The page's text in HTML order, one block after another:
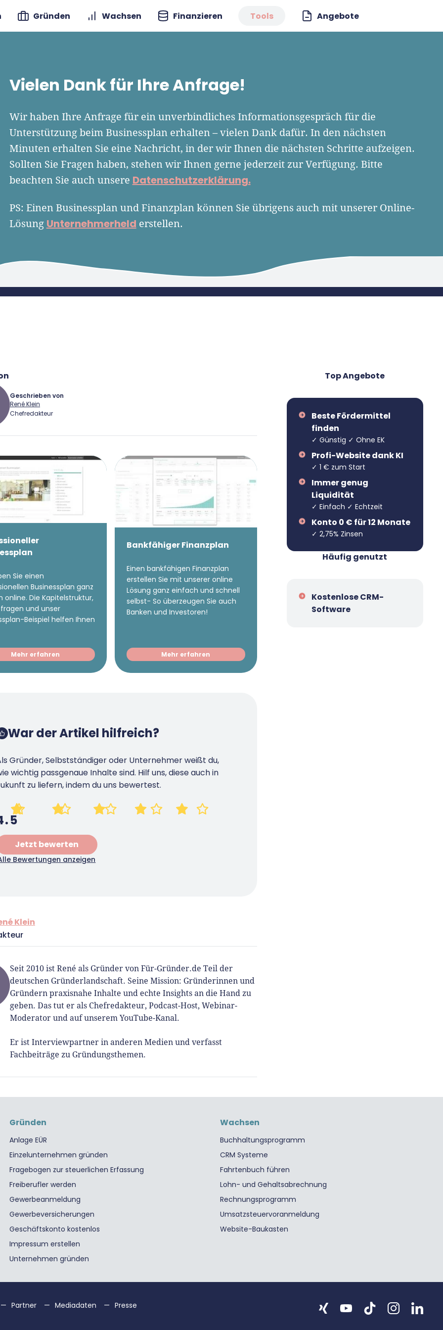
Gründen Wachsen Finanzieren Tools Angebote
Vielen Dank für Ihre Anfrage!
Wir haben Ihre Anfrage für ein unverbindliches Informationsgespräch für die
Unterstützung beim Businessplan erhalten – vielen Dank dafür. In den nächsten
Minuten erhalten Sie eine Nachricht, in der wir Ihnen die nächsten Schritte aufzeigen.
Sollten Sie Fragen haben, stehen wir Ihnen gerne jederzeit zur Verfügung. Bitte
beachten Sie auch unsere Datenschutzerklärung.
PS: Einen Businessplan und Finanzplan können Sie übrigens auch mit unserer Online-
Lösung Unternehmerheld erstellen.
Geschrieben von
René Klein
Chefredakteur
Klein
Redaktion
ist René als Gründer von
Teil der deutschen
und Gründern
Inhalte und echte
Chefredakteur, Podcast-
Webinar-Moderator und auf
YouTube-Kanal.
Interviewpartner in anderen
Sie einen
Businessplan ganz
online. Die Kapitelstruktur,
und unser
Beispiel helfen Ihnen
Mehr erfahren
Bankfähiger Finanzplan
Einen bankfähigen Finanzplan
erstellen Sie mit unserer online
Lösung ganz einfach und schnell
selbst- So überzeugen Sie auch
Banken und Investoren!
Mehr erfahren
War der Artikel hilfreich?
Gründer, Selbstständiger oder Unternehmer weißt du,
wichtig passgenaue Inhalte sind. Hilf uns, diese auch in
zu liefern, indem du uns bewertest.
Jetzt bewerten
Bewertungen anzeigen
Klein
Seit 2010 ist René als Gründer von Für-Gründer.de Teil der
deutschen Gründerlandschaft. Seine Mission: Gründerinnen und
Gründern praxisnahe Inhalte und echte Insights an die Hand zu
geben. Das tut er als Chefredakteur, Podcast-Host, Webinar-
Moderator und auf unserem YouTube-Kanal.
Er ist Interviewpartner in anderen Medien und verfasst
Fachbeiträge zu Gründungsthemen.
Top Angebote
Beste Fördermittel
finden
✓ Günstig ✓ Ohne EK
Profi-Website dank KI
✓ 1 € zum Start
Immer genug
Liquidität
✓ Einfach ✓ Echtzeit
Konto 0 € für 12 Monate
✓ 2,75% Zinsen
Häufig genutzt
Kostenlose CRM-
Software
Gründen
Anlage EÜR
Einzelunternehmen gründen
Fragebogen zur steuerlichen Erfassung
Freiberufler werden
Gewerbeanmeldung
Gewerbeversicherungen
Geschäftskonto kostenlos
Impressum erstellen
Unternehmen gründen
Wachsen
Buchhaltungsprogramm
CRM Systeme
Fahrtenbuch führen
Lohn- und Gehaltsabrechnung
Rechnungsprogramm
Umsatzsteuervoranmeldung
Website-Baukasten
Partner Mediadaten Presse